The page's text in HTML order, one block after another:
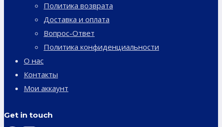
Политика возврата
Доставка и оплата
Вопрос-Ответ
Политика конфиденциальности
О нас
Контакты
Мои аккаунт
Get in touch